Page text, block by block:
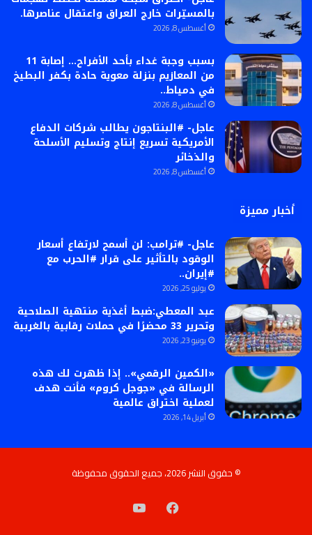
بالمسيّرات خارج العراق واعتقال عناصرها.
أغسطس 8, 2026
بسبب وجبة غداء بأحد الأفراح… إصابة 11
من المعازيم بنزلة معوية حادة بكفر البطيخ
في دمياط..
أغسطس 8, 2026
عاجل- #البنتاجون يطالب شركات الدفاع
الأمريكية تسريع إنتاج وتسليم الأسلحة
والذخائر
أغسطس 8, 2026
أخبار مميزة
عاجل- #ترامب: لن أسمح لارتفاع أسعار
الوقود بالتأثير على قرار #الحرب مع
#إيران..
يوليو 25, 2026
عبد المعطي:ضبط أغذية منتهية الصلاحية
وتحرير 33 محضرًا في حملات رقابية بالغربية
يونيو 23, 2026
«الكمين الرقمي».. إذا ظهرت لك هذه
الرسالة في «جوجل كروم» فأنت هدف
لعملية اختراق عالمية
أبريل 14, 2026
© حقوق النشر 2026، جميع الحقوق محفوظة
فيسبوك‫YouTube